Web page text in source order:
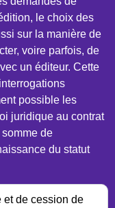
le choix des
sur la manière de
voire parfois, de
un éditeur. Cette
possible les
juridique au contrat
somme de
du statut
de cession de